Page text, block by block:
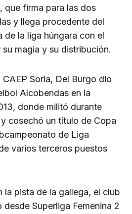
que firma para las dos
y llega procedente del
de la liga húngara con el
magia y su distribución.
Soria, Del Burgo dio
Alcobendas en la
donde militó durante
cosechó un título de Copa
de Liga
varios terceros puestos
la pista de la gallega, el club
Superliga Femenina 2